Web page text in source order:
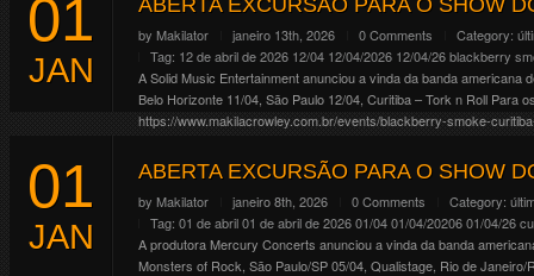
01
JAN
ABERTA EXCURSÃO PARA O SHOW
by Makilator janeiro 13th, 2026 0 Comments Category:
Tag: 12 de abril de 2026 12/04 12/04/2026 12/04/26blackberry
A Solid Music Entertainment anunciou a vinda da banda
Belo Horizonte 11/04, São Paulo 12/04, Curitiba – Tork n Roll
https://www.makilacrowley.com.br/events/blackberry-smoke-
01
JAN
ABERTA EXCURSÃO PARA O SHOW
by Makilator janeiro 8th, 2026 0 Comments Category:
Tag: 01 de abril01 de abril de 202601/0401/04/2020601/04/26
A produtora Mercury Concerts anunciou a vinda da banda
Monsters of Rock, São Paulo/SP 05/04, Qualistage, Rio de